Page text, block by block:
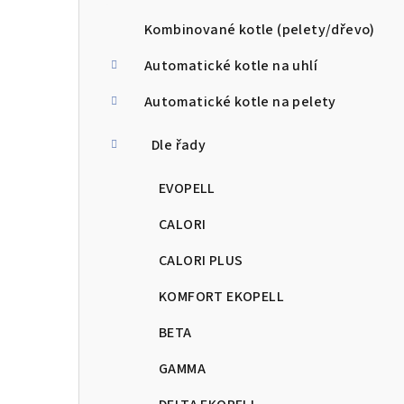
Kombinované kotle (pelety/dřevo)
Automatické kotle na uhlí
Automatické kotle na pelety
Dle řady
EVOPELL
CALORI
CALORI PLUS
KOMFORT EKOPELL
BETA
GAMMA